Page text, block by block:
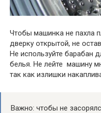
Чтобы машинка не пахла
дверку открытой, не
Не используйте барабан
белья. Не лейте машину
так как излишки
Важно: чтобы не